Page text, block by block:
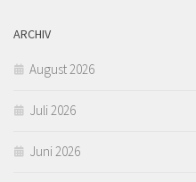
ARCHIV
August 2026
Juli 2026
Juni 2026